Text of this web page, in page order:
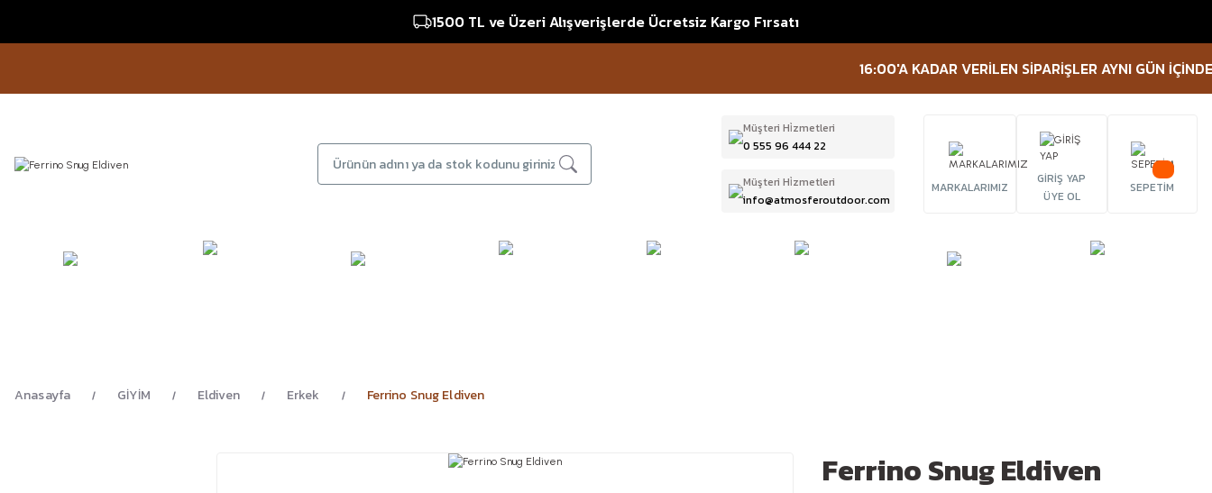
1500 TL ve Üzeri Alışverişlerde Ücretsiz Kargo Fırsatı
16:00'A KADAR VERİLEN SİPARİŞLER AYNI GÜN İÇİNDE
Müşteri Hi̇zmetleri
0 555 96 444 22
Müşteri Hi̇zmetleri
info@atmosferoutdoor.com
MARKALARIMIZ
GİRİŞ YAP
ÜYE OL
SEPETİM
Anasayfa GİYİM Eldiven Erkek Ferrino Snug Eldiven
Ferrino Snug Eldiven